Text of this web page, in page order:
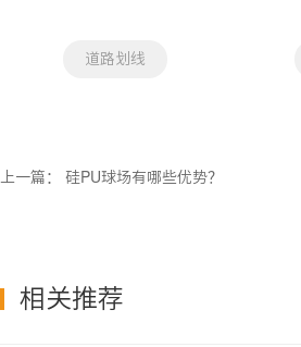
道路划线
上一篇： 硅PU球场有哪些优势？
相关推荐